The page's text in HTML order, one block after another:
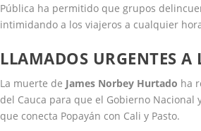
Pública ha permitido que grupos
intimidando a los viajeros a cualquier
LLAMADOS URGENTES A
La muerte de James Norbey Hurtado ha
del Cauca para que el Gobierno
que conecta Popayán con Cali y Pasto.